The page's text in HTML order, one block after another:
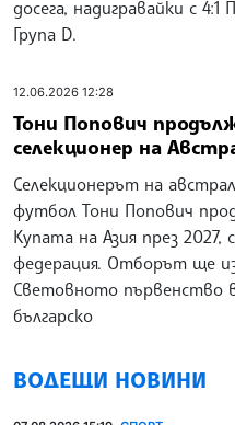
досега, надигравайки с
Група D.
12.06.2026 12:28
Тони Попович
селекционер на
Селекционерът на
футбол Тони Попович
Купата на Азия през
федерация. Отборът ще
Световното първенство
българско
ВОДЕЩИ НОВИНИ